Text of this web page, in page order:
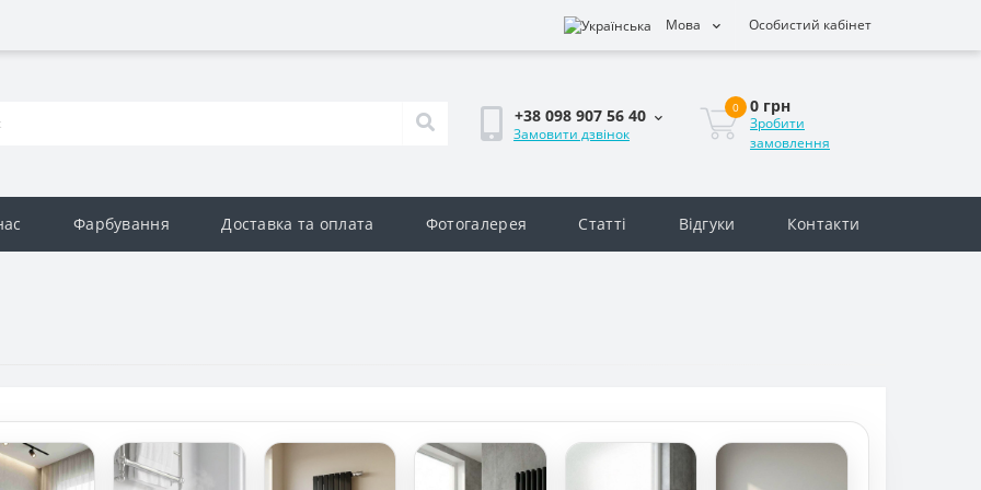
Мова Особистий кабінет
+38 098 907 56 40
Замовити дзвінок
0 0 грн
Зробити
замовлення
Фарбування Доставка та оплата Фотогалерея Статті Відгуки Контакти